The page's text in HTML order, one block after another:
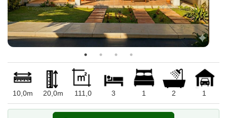
10,0m 20,0m 111,0 3 1 2 1